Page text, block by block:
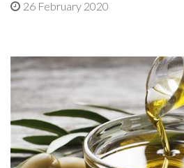
26 February 2020